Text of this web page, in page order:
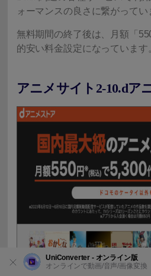
ォーマンスの良さに繋がってい
無料期間の終了後は、月額「
的安い料金設定になっています
アニメサイト2-10.dア
UniConverter - オンライン版
オンラインで動画/音声/画像変換